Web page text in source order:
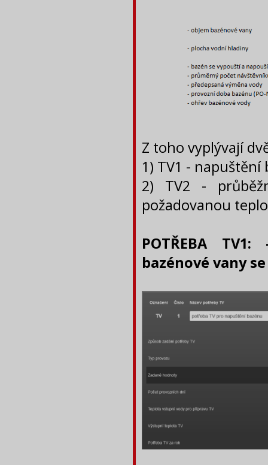
Z toho vyplývají
1) TV1 -
2) TV2 -
požadovanou
POTŘEBA
bazénové vany